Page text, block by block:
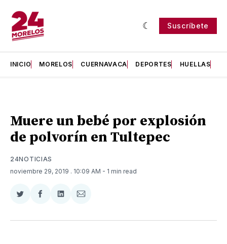
Suscríbete
INICIO MORELOS CUERNAVACA DEPORTES HUELLAS
Muere un bebé por explosión
de polvorín en Tultepec
24NOTICIAS
noviembre 29, 2019 . 10:09 AM - 1 min read
Compartir
Twitter
Compartir
Facebook
Compartir
LinkedIn
Compartir
Email